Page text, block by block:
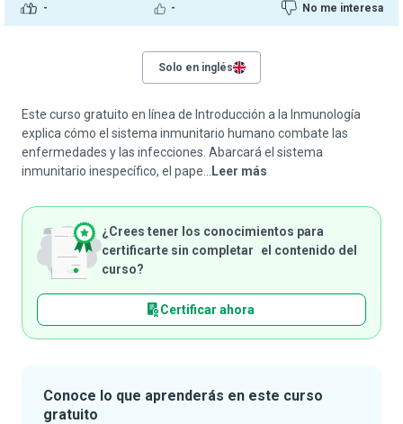
- - No me interesa
Solo en inglés
Este curso gratuito en línea de Introducción a la Inmunología
explica cómo el sistema inmunitario humano combate las
enfermedades y las infecciones. Abarcará el sistema
inmunitario inespecífico, el pape...
Leer más
¿Crees tener los conocimientos para
certificarte sin completar el contenido del
curso?
Certificar ahora
Conoce lo que aprenderás en este curso
gratuito